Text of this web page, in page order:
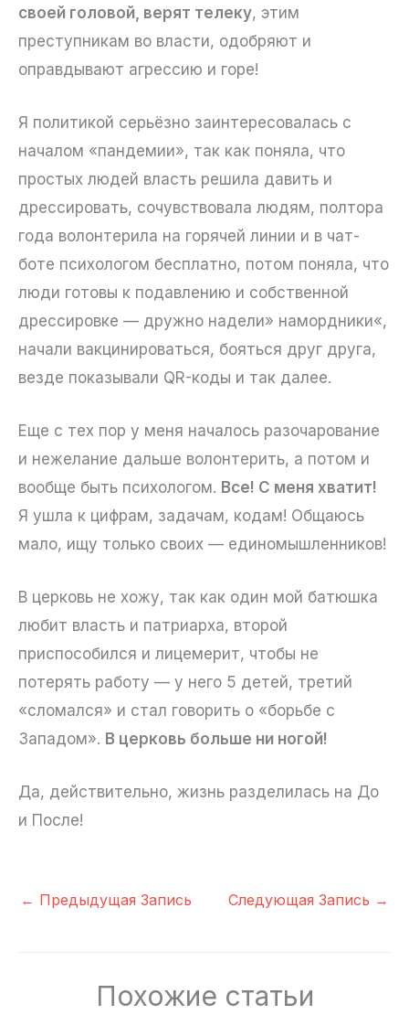
своей головой, верят телеку, этим
преступникам во власти, одобряют и
оправдывают агрессию и горе!
Я политикой серьёзно заинтересовалась с
началом «пандемии», так как поняла, что
простых людей власть решила давить и
дрессировать, сочувствовала людям, полтора
года волонтерила на горячей линии и в чат-
боте психологом бесплатно, потом поняла, что
люди готовы к подавлению и собственной
дрессировке — дружно надели» намордники«,
начали вакцинироваться, бояться друг друга,
везде показывали QR-коды и так далее.
Еще с тех пор у меня началось разочарование
и нежелание дальше волонтерить, а потом и
вообще быть психологом. Все! С меня хватит!
Я ушла к цифрам, задачам, кодам! Общаюсь
мало, ищу только своих — единомышленников!
В церковь не хожу, так как один мой батюшка
любит власть и патриарха, второй
приспособился и лицемерит, чтобы не
потерять работу — у него 5 детей, третий
«сломался» и стал говорить о «борьбе с
Западом». В церковь больше ни ногой!
Да, действительно, жизнь разделилась на До
и После!
← Предыдущая Запись Следующая Запись →
Похожие статьи